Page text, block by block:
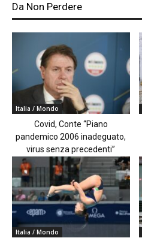
Da Non Perdere
Italia / Mondo
Covid, Conte “Piano
pandemico 2006 inadeguato,
virus senza precedenti”
Italia / Mondo